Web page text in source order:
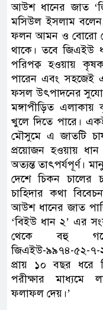
আউশ ধানের জাত
মসিউল ইসলাম
ফলন আমন ও বোরো
থাকে। তবে জিএইউ
পরিপক্ব হওয়ায়
পারেন এবং সহজেই
ফসল উৎপাদনের
মঙ্গাপীড়িত
খুলে দিতে পারে।
মৌসুমে এ জাতটি
প্রয়োজন হওয়ায় ধান
অত্যন্ত তাৎপর্যপূর্ণ।
দেশে চিকন চালের
চাহিদার কথা
আউশ ধানের জাত
‘বিইউ ধান ২’ এর
থেকে বহু
জিএইউ-৯৯৭৪-৫২-৭-২
প্রায় ১০ বছর ধরে
পরীক্ষার মাধ্যমে
ফলাফল দেয়।’